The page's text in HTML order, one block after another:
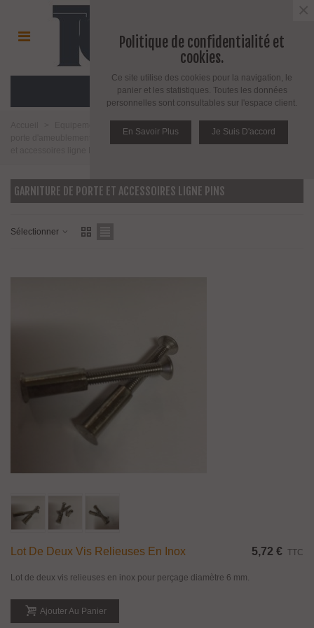
MENU
GARNITURE DE PORTE ET ACCESSOIRES LIGNE PINS
Sélectionner
Lot De Deux Vis Relieuses En Inox 5,72 € TTC
Lot de deux vis relieuses en inox pour perçage diamètre 6 mm.
Ajouter Au Panier
Politique de confidentialité et
cookies.
Ce site utilise des cookies pour la navigation, le
panier et les statistiques. Toutes les données
personnelles sont consultables sur l'espace client.
En Savoir Plus Je Suis D'accord